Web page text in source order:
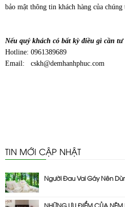
bảo mật thông tin khách hàng của chúng
Nếu quý khách có bất kỳ điều gì cần
Hotline: 0961389689
Email: cskh@demhanhphuc.com
TIN MỚI CẬP NHẬT
Người Đau Vai Gáy Nên
NHỮNG ƯU ĐIỂM CỦA